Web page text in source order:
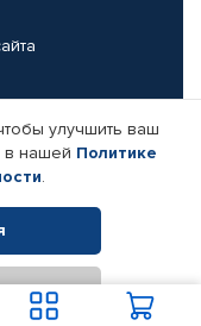
компании
защищены.
улучшить ваш
в нашей Политике
.
В корзину